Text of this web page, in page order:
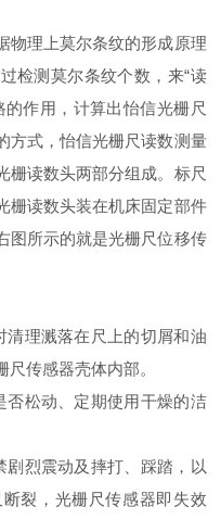
物理上莫尔条纹的形成原理
检测莫尔条纹个数，来“读
作用，计算出怡信光栅尺
方式，怡信光栅尺读数测量
栅读数头两部分组成。标尺
栅读数头装在机床固定部件
图所示的就是光栅尺位移传
理溅落在尺上的切屑和油
传感器壳体内部。
松动、定期使用干燥的洁
烈震动及摔打、踩踏，以
裂，光栅尺传感器即失效